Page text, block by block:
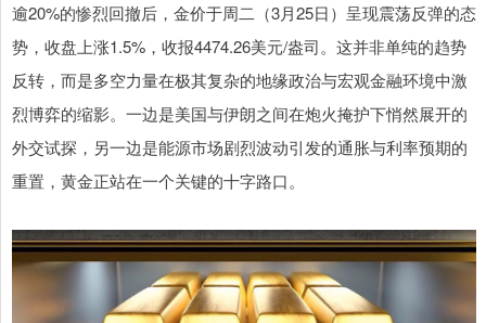
逾20%的惨烈回撤后，金价于周二（3月25日）呈现震荡反弹的态
势，收盘上涨1.5%，收报4474.26美元/盎司。这并非单纯的趋势
反转，而是多空力量在极其复杂的地缘政治与宏观金融环境中激
烈博弈的缩影。一边是美国与伊朗之间在炮火掩护下悄然展开的
外交试探，另一边是能源市场剧烈波动引发的通胀与利率预期的
重置，黄金正站在一个关键的十字路口。